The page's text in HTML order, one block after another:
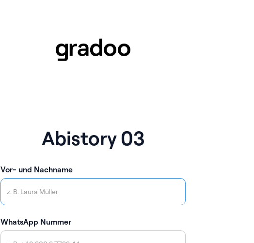
Abistory 03
Vor- und Nachname
WhatsApp Nummer